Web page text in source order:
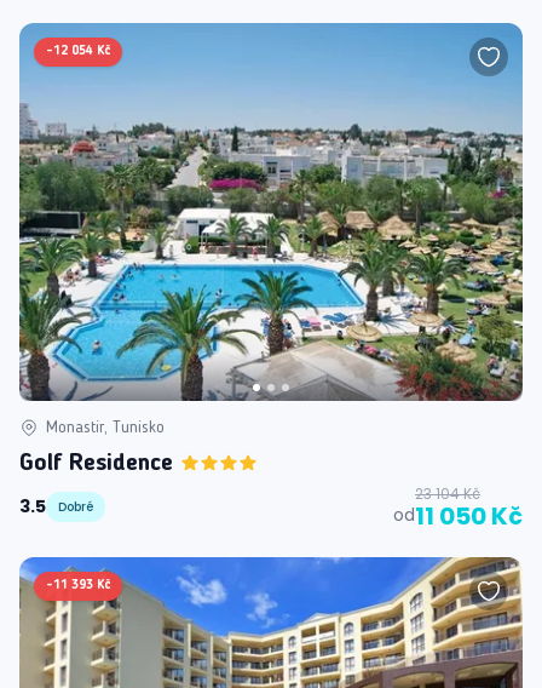
-12 054 Kč
Monastir, Tunisko
Golf Residence
3.5
Dobré od
23 104 Kč
11 050 Kč
-11 393 Kč